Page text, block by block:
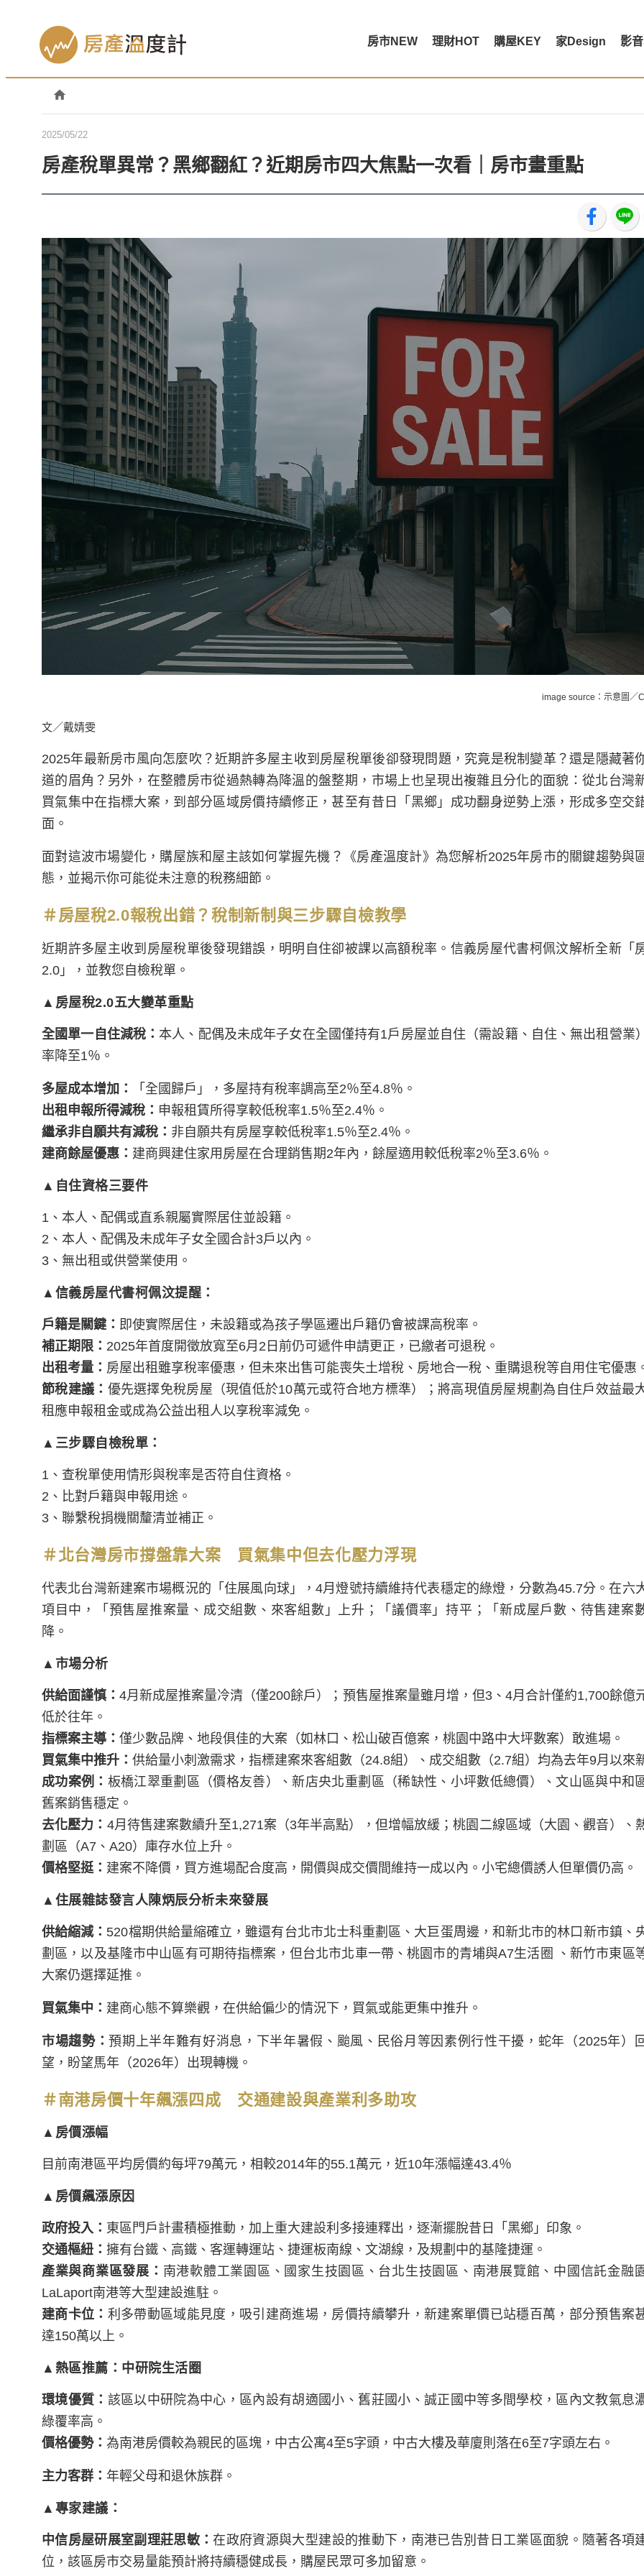
房市NEW 理財HOT 購屋KEY 家Design 影
2025/05/22
房產稅單異常？黑鄉翻紅？近期房市四大焦點一次看｜房市畫重點
image source：示意圖／
文／戴婧雯
2025年最新房市風向怎麼吹？近期許多屋主收到房屋稅單後卻發現問題，究竟是稅制變革？還是隱藏著
道的眉角？另外，在整體房市從過熱轉為降溫的盤整期，市場上也呈現出複雜且分化的面貌：從北台灣
買氣集中在指標大案，到部分區域房價持續修正，甚至有昔日「黑鄉」成功翻身逆勢上漲，形成多空交
面。
面對這波市場變化，購屋族和屋主該如何掌握先機？《房產溫度計》為您解析2025年房市的關鍵趨勢與
態，並揭示你可能從未注意的稅務細節。
＃房屋稅2.0報稅出錯？稅制新制與三步驟自檢教學
近期許多屋主收到房屋稅單後發現錯誤，明明自住卻被課以高額稅率。信義房屋代書柯佩汶解析全新「
2.0」，並教您自檢稅單。
▲房屋稅2.0五大變革重點
全國單一自住減稅：本人、配偶及未成年子女在全國僅持有1戶房屋並自住（需設籍、自住、無出租營業
率降至1％。
多屋成本增加：
「全國歸戶」，多屋持有稅率調高至2％至4.8％。
出租申報所得減稅： 申報租賃所得享較低稅率1.5％至2.4％。
繼承非自願共有減稅： 非自願共有房屋享較低稅率1.5％至2.4％。
建商餘屋優惠： 建商興建住家用房屋在合理銷售期2年內，餘屋適用較低稅率2％至3.6％。
▲ 自住資格三要件
1、本人、配偶或直系親屬實際居住並設籍。
2、本人、配偶及未成年子女全國合計3戶以內。
3、無出租或供營業使用。
▲信義房屋代書柯佩汶提醒：
戶籍是關鍵： 即使實際居住，未設籍或為孩子學區遷出戶籍仍會被課高稅率。
補正期限： 2025年首度開徵放寬至6月2日前仍可遞件申請更正，已繳者可退稅。
出租考量： 房屋出租雖享稅率優惠，但未來出售可能喪失土增稅、房地合一稅、重購退稅等自用住宅優惠
節稅建議： 優先選擇免稅房屋（現值低於10萬元或符合地方標準）；將高現值房屋規劃為自住戶效益最
租應申報租金或成為公益出租人以享稅率減免。
▲三步驟自檢稅單：
1、查稅單使用情形與稅率是否符自住資格。
2、比對戶籍與申報用途。
3、聯繫稅捐機關釐清並補正。
＃北台灣房市撐盤靠大案 買氣集中但去化壓力浮現
代表北台灣新建案市場概況的「住展風向球」，4月燈號持續維持代表穩定的綠燈，分數為45.7分。在六
項目中，「預售屋推案量、成交組數、來客組數」上升；「議價率」持平；「新成屋戶數、待售建案
降。
▲市場分析
供給面謹慎：4月新成屋推案量冷清（僅200餘戶）；預售屋推案量雖月增，但3、4月合計僅約1,700餘億
低於往年。
指標案主導： 僅少數品牌、地段俱佳的大案（如林口、松山破百億案，桃園中路中大坪數案）敢進場。
買氣集中推升： 供給量小刺激需求，指標建案來客組數（24.8組）、成交組數（2.7組）均為去年9月以來
成功案例： 板橋江翠重劃區（價格友善）、新店央北重劃區（稀缺性、小坪數低總價）、文山區與中和
舊案銷售穩定。
去化壓力： 4月待售建案數續升至1,271案（3年半高點），但增幅放緩；桃園二線區域（大園、觀音）、
劃區（A7、A20）庫存水位上升。
價格堅挺： 建案不降價，買方進場配合度高，開價與成交價間維持一成以內。小宅總價誘人但單價仍高。
▲住展雜誌發言人陳炳辰分析未來發展
供給縮減： 520檔期供給量縮確立，雖還有台北市北士科重劃區、大巨蛋周邊，和新北市的林口新市鎮、
劃區，以及基隆市中山區有可期待指標案，但台北市北車一帶、桃園市的青埔與A7生活圈 、新竹市東區
大案仍選擇延推。
買氣集中： 建商心態不算樂觀，在供給偏少的情況下，買氣或能更集中推升。
市場趨勢：預期上半年難有好消息，下半年暑假、颱風、民俗月等因素例行性干擾，蛇年（2025年）
望，盼望馬年（2026年）出現轉機。
＃南港房價十年飆漲四成 交通建設與產業利多助攻
▲房價漲幅
目前南港區平均房價約每坪79萬元，相較2014年的55.1萬元，近10年漲幅達43.4％
▲房價飆漲原因
政府投入： 東區門戶計畫積極推動，加上重大建設利多接連釋出，逐漸擺脫昔日「黑鄉」印象。
交通樞紐： 擁有台鐵、高鐵、客運轉運站、捷運板南線、文湖線，及規劃中的基隆捷運。
產業與商業區發展： 南港軟體工業園區、國家生技園區、台北生技園區、南港展覽館、中國信託金融
LaLaport南港等大型建設進駐。
建商卡位： 利多帶動區域能見度，吸引建商進場，房價持續攀升，新建案單價已站穩百萬，部分預售案
達150萬以上。
▲熱區推薦：中研院生活圈
環境優質： 該區以中研院為中心，區內設有胡適國小、舊莊國小、誠正國中等多間學校，區內文教氣息
綠覆率高。
價格優勢： 為南港房價較為親民的區塊，中古公寓4至5字頭，中古大樓及華廈則落在6至7字頭左右。
主力客群： 年輕父母和退休族群。
▲專家建議：
中信房屋研展室副理莊思敏：在政府資源與大型建設的推動下，南港已告別昔日工業區面貌。隨著各項
位，該區房市交易量能預計將持續穩健成長，購屋民眾可多加留意。